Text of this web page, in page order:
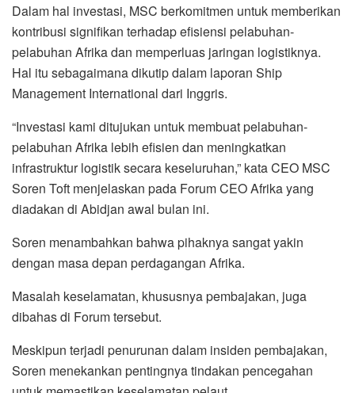
Dalam hal investasi, MSC berkomitmen untuk memberikan
kontribusi signifikan terhadap efisiensi pelabuhan-
pelabuhan Afrika dan memperluas jaringan logistiknya.
Hal itu sebagaimana dikutip dalam laporan Ship
Management International dari Inggris.
“Investasi kami ditujukan untuk membuat pelabuhan-
pelabuhan Afrika lebih efisien dan meningkatkan
infrastruktur logistik secara keseluruhan,” kata CEO MSC
Soren Toft menjelaskan pada Forum CEO Afrika yang
diadakan di Abidjan awal bulan ini.
Soren menambahkan bahwa pihaknya sangat yakin
dengan masa depan perdagangan Afrika.
Masalah keselamatan, khususnya pembajakan, juga
dibahas di Forum tersebut.
Meskipun terjadi penurunan dalam insiden pembajakan,
Soren menekankan pentingnya tindakan pencegahan